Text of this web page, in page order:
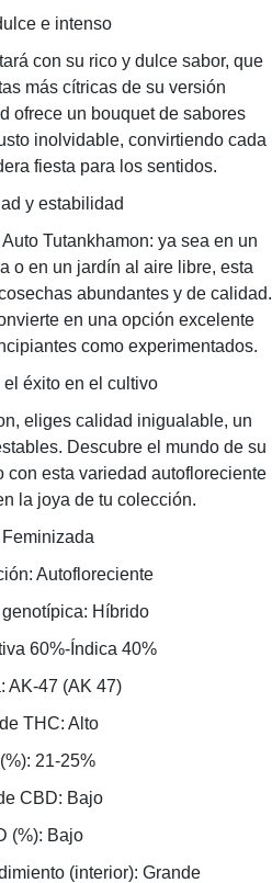
e intenso
con su rico y dulce sabor, que
más cítricas de su versión
ofrece un bouquet de sabores
inolvidable, convirtiendo cada
fiesta para los sentidos.
y estabilidad
Tutankhamon: ya sea en un
o en un jardín al aire libre, esta
abundantes y de calidad.
en una opción excelente
como experimentados.
el éxito en el cultivo
eliges calidad inigualable, un
Descubre el mundo de su
con esta variedad autofloreciente
la joya de tu colección.
Autofloreciente
Híbrido
60%-Índica 40%
AK-47 (AK 47)
THC: Alto
21-25%
CBD: Bajo
(%): Bajo
(interior): Grande